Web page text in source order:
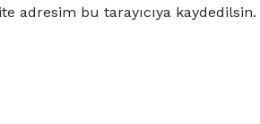
adresim bu tarayıcıya kaydedilsin.